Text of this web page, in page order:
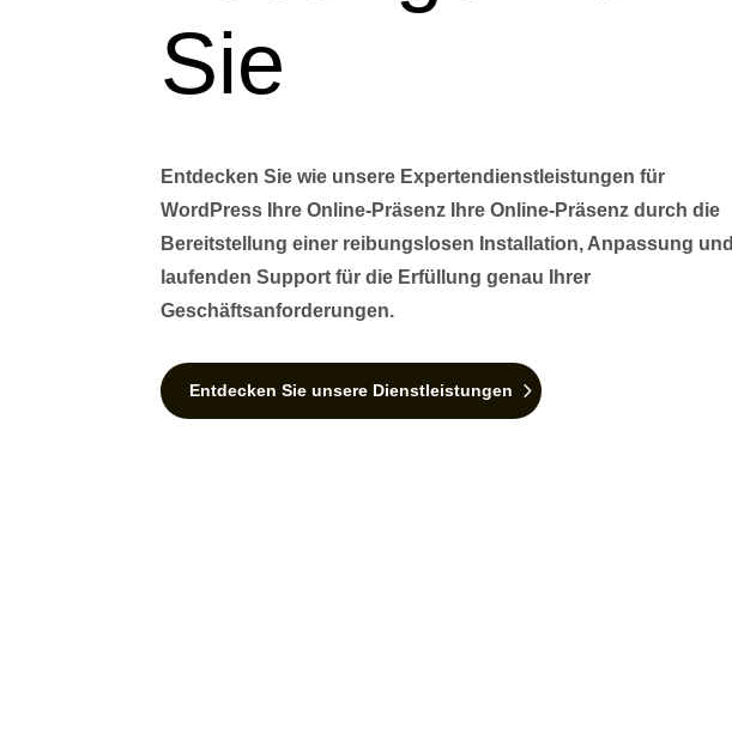
Sie
Entdecken Sie wie unsere Expertendienstleistungen für
WordPress Ihre Online-Präsenz Ihre Online-Präsenz durch die
Bereitstellung einer reibungslosen Installation, Anpassung und
laufenden Support für die Erfüllung genau Ihrer
Geschäftsanforderungen.
Entdecken Sie unsere Dienstleistungen